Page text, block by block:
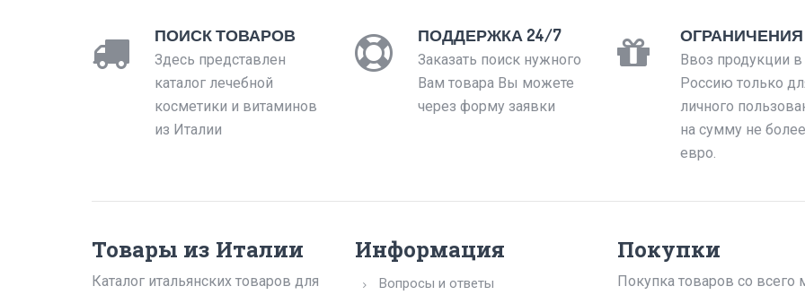
ПОИСК ТОВАРОВ
Здесь представлен
каталог лечебной
косметики и витаминов
из Италии
ПОДДЕРЖКА 24/7
Заказать поиск нужного
Вам товара Вы можете
через форму заявки
ОГРАНИЧЕНИЯ
Ввоз продукции в
Россию только
личного
на сумму не
евро.
Товары из Италии
Каталог итальянских товаров для
Информация
Вопросы и ответы
Покупки
Покупка товаров со всего